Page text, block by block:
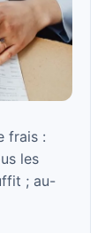
frais :
les
; au-